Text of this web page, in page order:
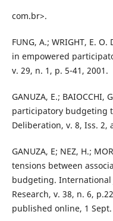
com.br>.
FUNG, A.; WRIGHT, E.
in empowered
v. 29, n. 1, p. 5-41, 2001.
GANUZA, E.;
participatory budgeting
Deliberation, v. 8, Iss. 2,
GANUZA, E; NEZ, H.;
tensions between
budgeting. International
Research, v. 38, n. 6,
published online, 1 Sept.